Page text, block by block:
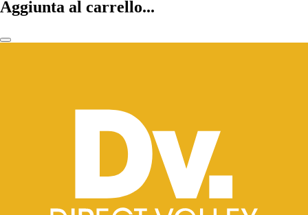
Aggiunta al carrello...